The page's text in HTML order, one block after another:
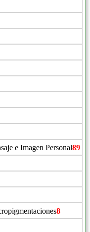
e Imagen Personal89
8